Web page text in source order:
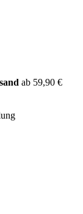
ab 59,90 €